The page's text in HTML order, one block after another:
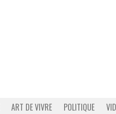
ART DE VIVRE POLITIQUE